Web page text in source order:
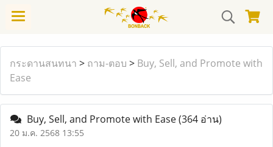
กระดานสนทนา > ถาม-ตอบ > Buy, Sell, and Promote with
Ease
Buy, Sell, and Promote with Ease(364 อ่าน)
20 ม.ค. 2568 13:55